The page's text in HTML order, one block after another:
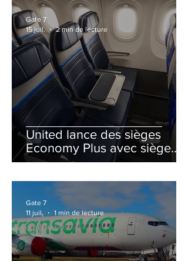
United lance des sièges
Economy Plus avec siège
central neutralisé
Gate 7
15 juil.
2 min de lecture
Gate 7
11 juil.
1 min de lecture